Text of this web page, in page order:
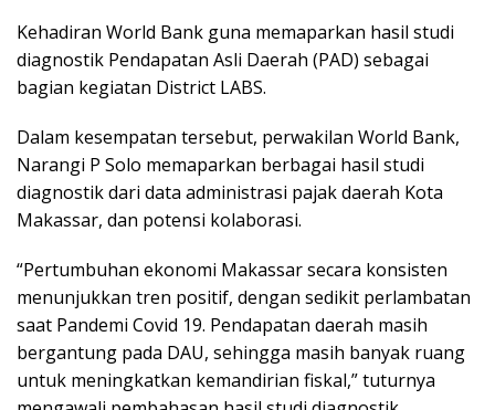
Kehadiran World Bank guna memaparkan hasil studi
diagnostik Pendapatan Asli Daerah (PAD) sebagai
bagian kegiatan District LABS.
Dalam kesempatan tersebut, perwakilan World Bank,
Narangi P Solo memaparkan berbagai hasil studi
diagnostik dari data administrasi pajak daerah Kota
Makassar, dan potensi kolaborasi.
“Pertumbuhan ekonomi Makassar secara konsisten
menunjukkan tren positif, dengan sedikit perlambatan
saat Pandemi Covid 19. Pendapatan daerah masih
bergantung pada DAU, sehingga masih banyak ruang
untuk meningkatkan kemandirian fiskal,” tuturnya